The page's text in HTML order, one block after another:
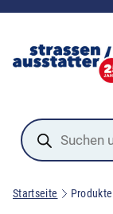
Products
search
Startseite